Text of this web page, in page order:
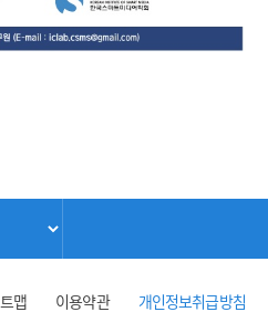
맵 이용약관 개인정보취급방침